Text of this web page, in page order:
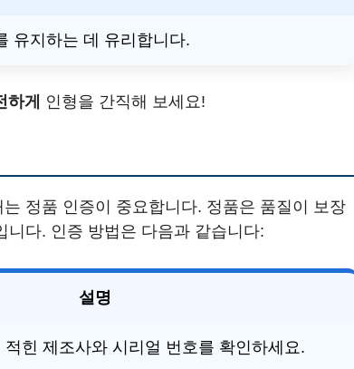
유지하는 데 유리합니다.
하게 인형을 간직해 보세요!
정품 인증이 중요합니다. 정품은 품질이 보장
다. 인증 방법은 다음과 같습니다:
설명
힌 제조사와 시리얼 번호를 확인하세요.